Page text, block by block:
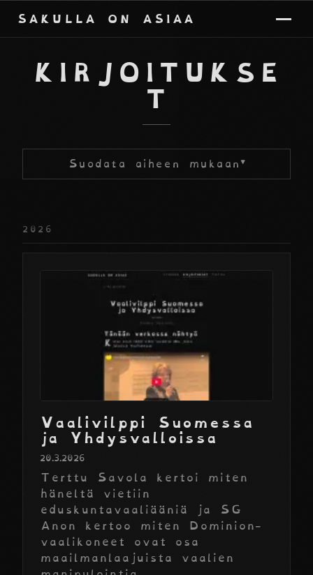
SAKULLA ON ASIAA
KIRJOITUKSE
T
Suodata aiheen mukaan ▼
2026
Vaalivilppi Suomessa
ja Yhdysvalloissa
20.3.2026
Terttu Savola kertoi miten
häneltä vietiin
eduskuntavaaliääniä ja SG
Anon kertoo miten Dominion-
vaalikoneet ovat osa
maailmanlaajuista vaalien